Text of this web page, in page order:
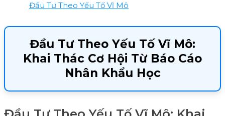
Đầu Tư Theo Yếu Tố Vĩ Mô
Đầu Tư Theo Yếu Tố Vĩ Mô:
Khai Thác Cơ Hội Từ Báo Cáo
Nhân Khẩu Học